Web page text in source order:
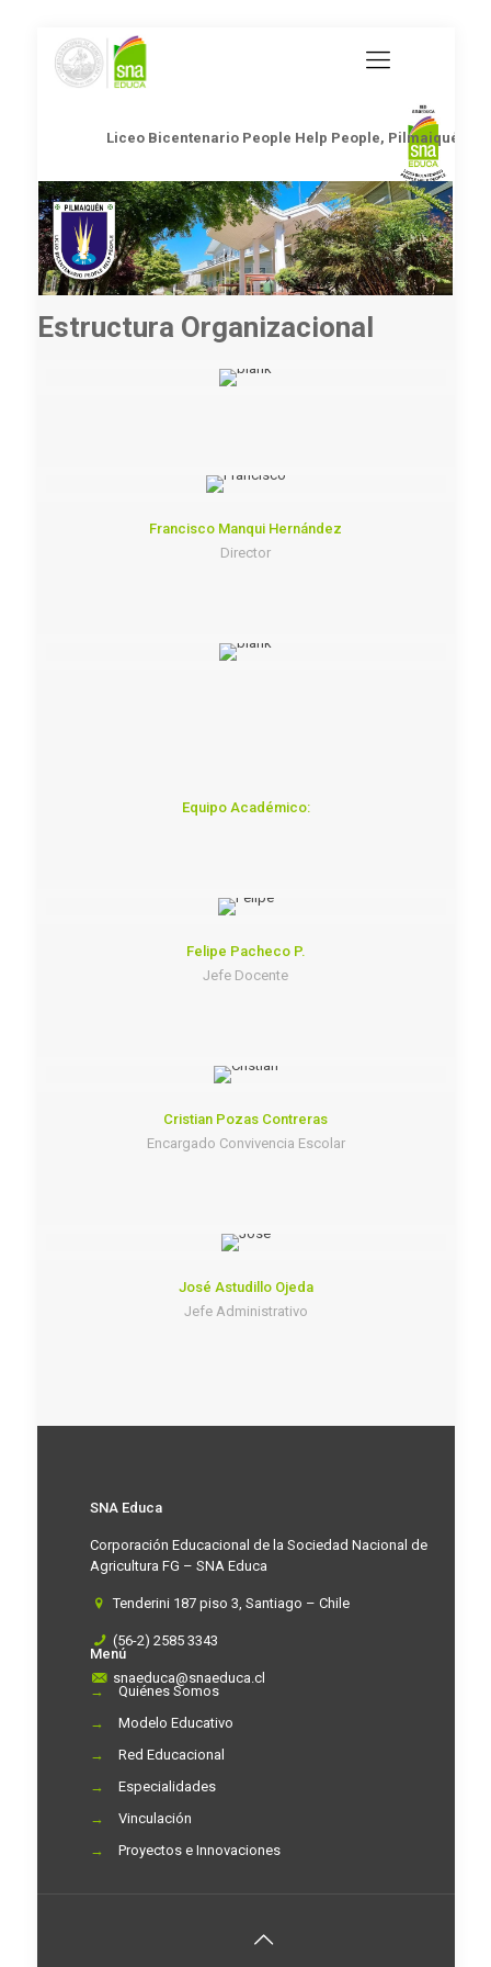
Liceo Bicentenario People Help People, Pilmaiquén
Estructura Organizacional
Francisco Manqui Hernández
Director
Equipo Académico:
Felipe Pacheco P.
Jefe Docente
Cristian Pozas Contreras
Encargado Convivencia Escolar
José Astudillo Ojeda
Jefe Administrativo
SNA Educa
Corporación Educacional de la Sociedad Nacional de
Agricultura FG – SNA Educa
Tenderini 187 piso 3, Santiago – Chile
(56-2) 2585 3343
snaeduca@snaeduca.cl
Menú
→
Quiénes Somos
→
Modelo Educativo
→
Red Educacional
→
Especialidades
→
Vinculación
→
Proyectos e Innovaciones